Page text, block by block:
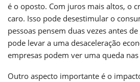
é o oposto. Com juros mais altos, o
caro. Isso pode desestimular o
pessoas pensem duas vezes antes
pode levar a uma desaceleração
empresas podem ver uma queda nas
Outro aspecto importante é o